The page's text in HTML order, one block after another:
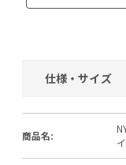
仕様・サイズ
商品名: